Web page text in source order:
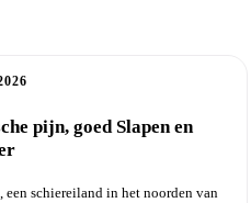
pijn, goed Slapen en
een schiereiland in het noorden van